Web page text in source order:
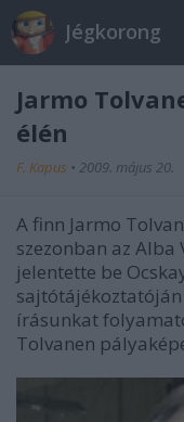
Jégkorong
Jarmo
élén
F. Kapus • 2009. május 20.
A finn Jarmo
szezonban az Alba
jelentette be
írásunkat
Tolvanen